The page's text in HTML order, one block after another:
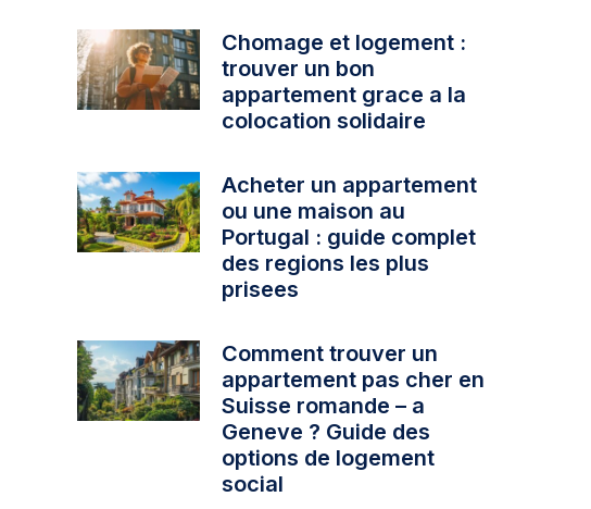
Chomage et logement :
trouver un bon
appartement grace a la
colocation solidaire
Acheter un appartement
ou une maison au
Portugal : guide complet
des regions les plus
prisees
Comment trouver un
appartement pas cher en
Suisse romande – a
Geneve ? Guide des
options de logement
social